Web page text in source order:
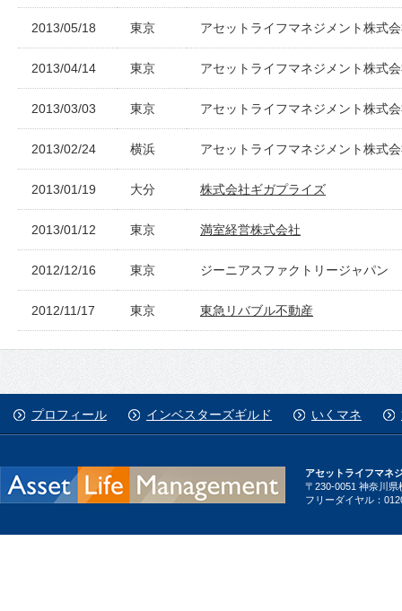
2013/05/18 東京 アセットライフマネジメント株式
2013/04/14 東京 アセットライフマネジメント株式
2013/03/03 東京 アセットライフマネジメント株式
2013/02/24 横浜 アセットライフマネジメント株式
2013/01/19 大分 株式会社ギガプライズ
2013/01/12 東京 満室経営株式会社
2012/12/16 東京 ジーニアスファクトリージャパン
2012/11/17 東京 東急リバブル不動産
プロフィール インベスターズギルド いくマネ
アセットライフマネ
〒230-0051 神奈川
フリーダイヤル：